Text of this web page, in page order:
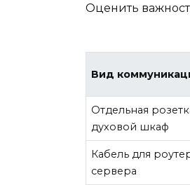
Оценить
Вид
Отдельная
духовой шкаф
Кабель для
сервера